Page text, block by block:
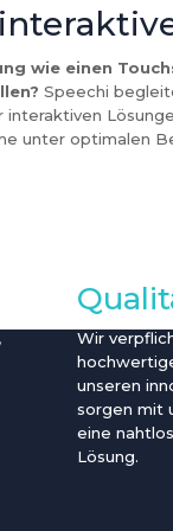
wie einen
Speechi
unter optimalen
Wir
unseren
sorgen mit
eine
Lösung.